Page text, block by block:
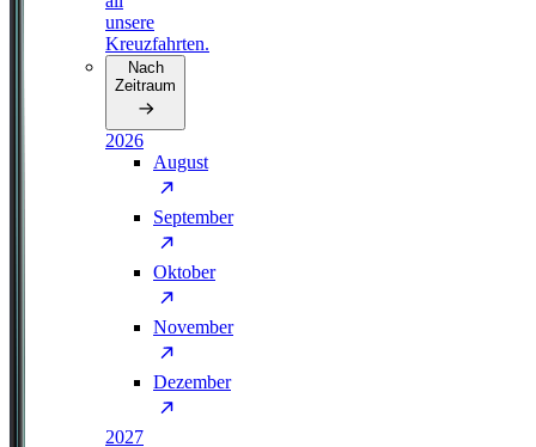
unsere
Kreuzfahrten.
Nach
Zeitraum
2026
August
September
Oktober
November
Dezember
2027